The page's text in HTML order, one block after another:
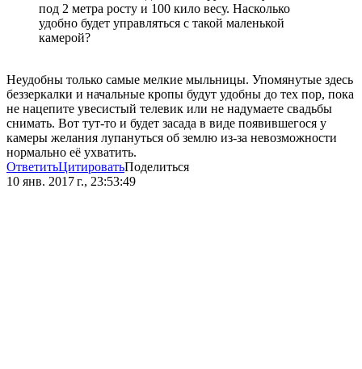
под 2 метра росту и 100 кило весу. Насколько
удобно будет управляться с такой маленькой
камерой?
Неудобны только самые мелкие мыльницы. Упомянутые здесь
беззеркалки и начальные кропы будут удобны до тех пор, пока
не нацепите увесистый телевик или не надумаете свадьбы
снимать. Вот тут-то и будет засада в виде появившегося у
камеры желания лупануться об землю из-за невозможности
нормально её ухватить.
ОтветитьЦитироватьПоделиться
10 янв. 2017 г., 23:53:49